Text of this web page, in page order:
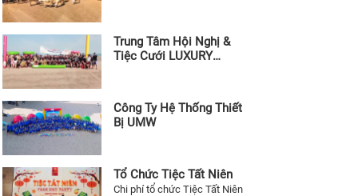
Trung Tâm Hội Nghị &
Tiệc Cưới LUXURY
Công Ty Hệ Thống Thiết
Bị UMW
Tổ Chức Tiệc Tất Niên
Chi phí tổ chức Tiệc Tất Niên